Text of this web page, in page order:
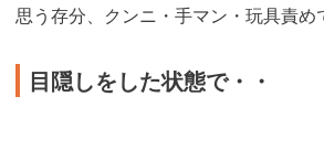
思う存分、クンニ・手マン・玩具責め
目隠しをした状態で・・